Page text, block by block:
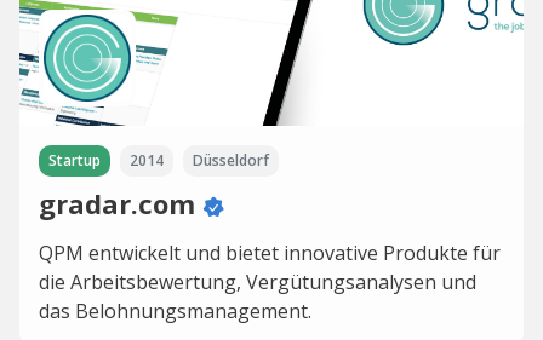
Startup 2014 Düsseldorf
gradar.com
QPM entwickelt und bietet innovative Produkte für
die Arbeitsbewertung, Vergütungsanalysen und
das Belohnungsmanagement.